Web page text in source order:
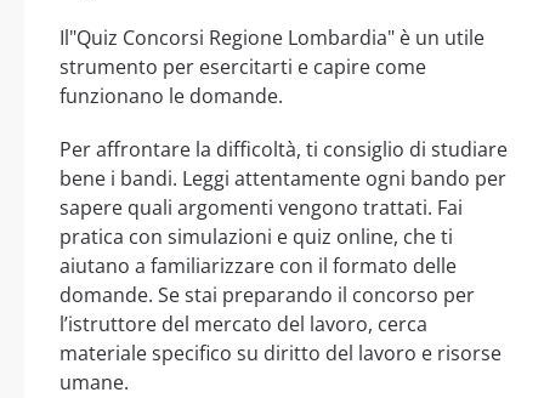
Il"Quiz Concorsi Regione Lombardia" è un utile
strumento per esercitarti e capire come
funzionano le domande.
Per affrontare la difficoltà, ti consiglio di studiare
bene i bandi. Leggi attentamente ogni bando per
sapere quali argomenti vengono trattati. Fai
pratica con simulazioni e quiz online, che ti
aiutano a familiarizzare con il formato delle
domande. Se stai preparando il concorso per
l’istruttore del mercato del lavoro, cerca
materiale specifico su diritto del lavoro e risorse
umane.